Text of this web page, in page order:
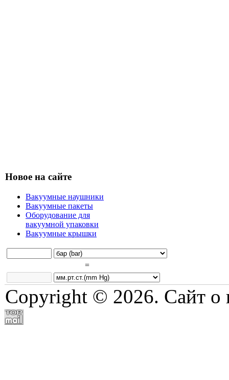
Новое на сайте
Вакуумные наушники
Вакуумные пакеты
Оборудование для
вакуумной упаковки
Вакуумные крышки
=
Copyright © 2026. Сайт о